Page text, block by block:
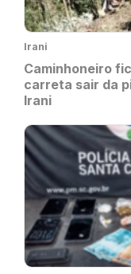
Irani
Caminhoneiro
carreta sair da
Irani